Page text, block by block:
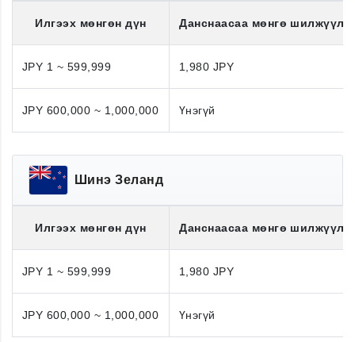
Илгээх мөнгөн дүн Данснаасаа мөнгө
JPY 1 ~ 599,999 1,980 JPY
JPY 600,000 ~ 1,000,000 Үнэгүй
Шинэ Зеланд
Илгээх мөнгөн дүн Данснаасаа мөнгө
JPY 1 ~ 599,999 1,980 JPY
JPY 600,000 ~ 1,000,000 Үнэгүй